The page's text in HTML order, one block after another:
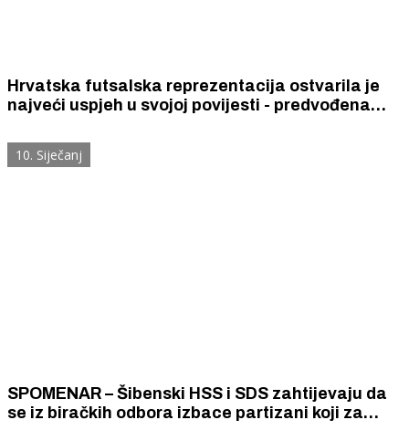
Hrvatska futsalska reprezentacija ostvarila je
najveći uspjeh u svojoj povijesti - predvođena
osvojila je brončanu medalju.
10. Siječanj
SPOMENAR – Šibenski HSS i SDS zahtijevaju da
se iz biračkih odbora izbace partizani koji za